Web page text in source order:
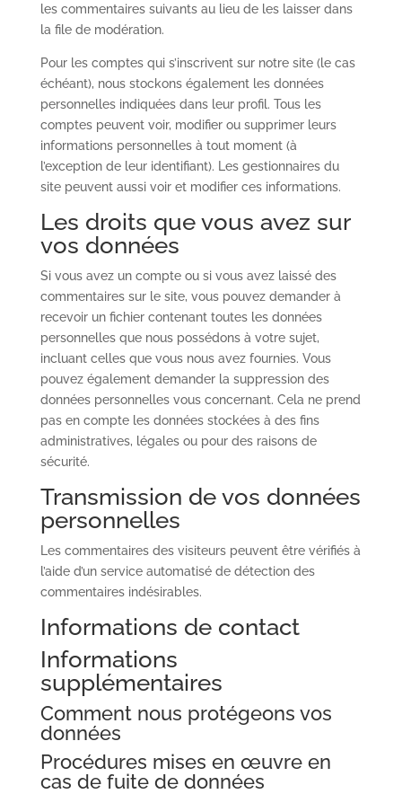
les commentaires suivants au lieu de les laisser dans
la file de modération.
Pour les comptes qui s’inscrivent sur notre site (le cas
échéant), nous stockons également les données
personnelles indiquées dans leur profil. Tous les
comptes peuvent voir, modifier ou supprimer leurs
informations personnelles à tout moment (à
l’exception de leur identifiant). Les gestionnaires du
site peuvent aussi voir et modifier ces informations.
Les droits que vous avez sur
vos données
Si vous avez un compte ou si vous avez laissé des
commentaires sur le site, vous pouvez demander à
recevoir un fichier contenant toutes les données
personnelles que nous possédons à votre sujet,
incluant celles que vous nous avez fournies. Vous
pouvez également demander la suppression des
données personnelles vous concernant. Cela ne prend
pas en compte les données stockées à des fins
administratives, légales ou pour des raisons de
sécurité.
Transmission de vos données
personnelles
Les commentaires des visiteurs peuvent être vérifiés à
l’aide d’un service automatisé de détection des
commentaires indésirables.
Informations de contact
Informations
supplémentaires
Comment nous protégeons vos
données
Procédures mises en œuvre en
cas de fuite de données